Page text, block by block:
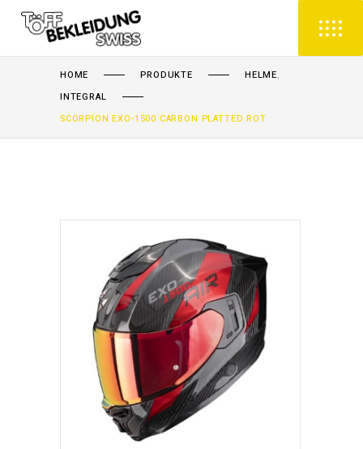
HOME PRODUKTE HELME,
INTEGRAL
SCORPION EXO-1500 CARBON PLATTED ROT